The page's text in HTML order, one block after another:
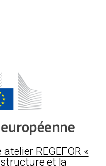
REGEFOR «
et la